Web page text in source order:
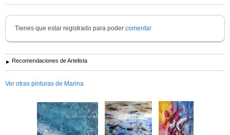
Tienes que estar registrado para poder comentar
Recomendaciones de Artelista
Ver otras pinturas de Marina